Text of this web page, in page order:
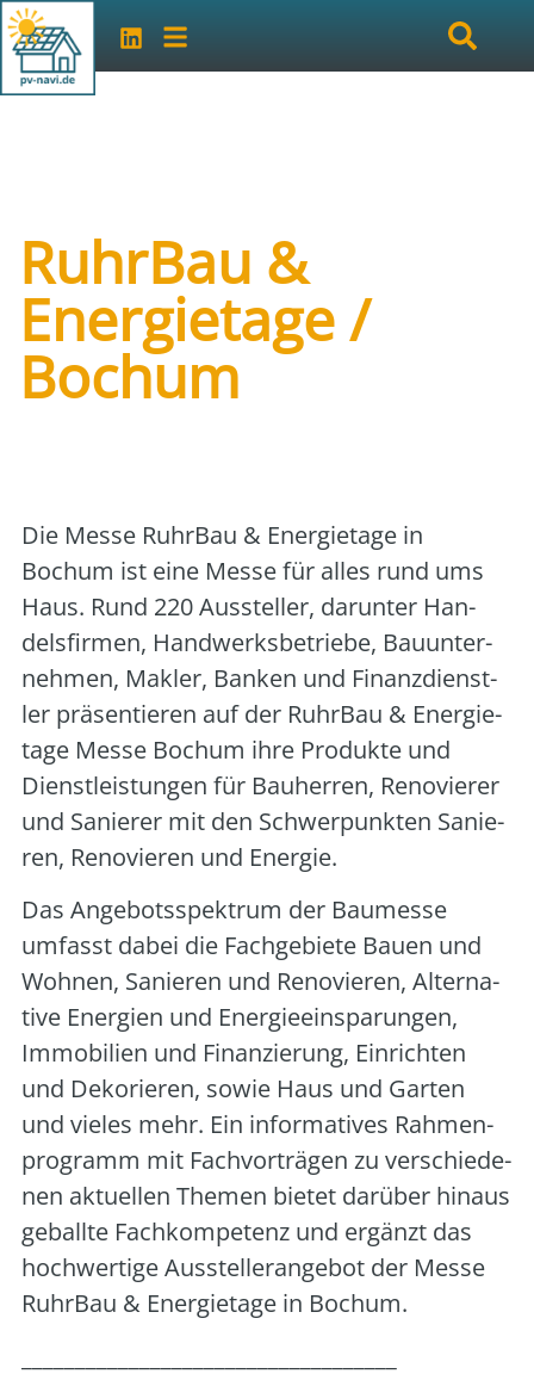
RuhrBau &
Energietage /
Bochum
Die Mes­se Ruhr­Bau & Ener­gie­ta­ge in
Bochum ist eine Mes­se für alles rund ums
Haus. Rund 220 Aus­stel­ler, dar­un­ter Han­
dels­fir­men, Hand­werks­be­trie­be, Bau­un­ter­
neh­men, Mak­ler, Ban­ken und Finanz­dienst­
ler prä­sen­tie­ren auf der Ruhr­Bau & Ener­gie­
ta­ge Mes­se Bochum ihre Pro­duk­te und
Dienst­leis­tun­gen für Bau­her­ren, Reno­vie­rer
und Sanie­rer mit den Schwer­punk­ten Sanie­
ren, Reno­vie­ren und Ener­gie.
Das Ange­bots­spek­trum der Bau­mes­se
umfasst dabei die Fach­ge­bie­te Bau­en und
Woh­nen, Sanie­ren und Reno­vie­ren, Alter­na­
ti­ve Ener­gien und Ener­gie­ein­spa­run­gen,
Immo­bi­li­en und Finan­zie­rung, Ein­rich­ten
und Deko­rie­ren, sowie Haus und Gar­ten
und vie­les mehr. Ein infor­ma­ti­ves Rah­men­
pro­gramm mit Fach­vor­trä­gen zu ver­schie­de­
nen aktu­el­len The­men bie­tet dar­über hin­aus
geball­te Fach­kom­pe­tenz und ergänzt das
hoch­wer­ti­ge Aus­stel­ler­an­ge­bot der Mes­se
Ruhr­Bau & Ener­gie­ta­ge in Bochum.